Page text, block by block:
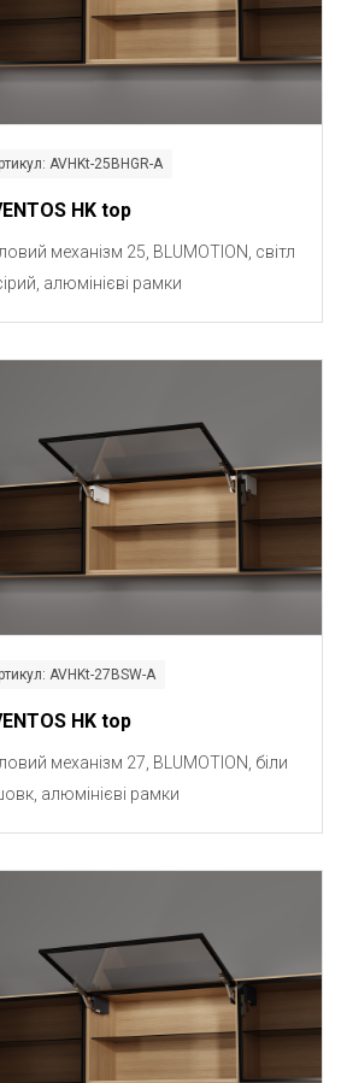
AVHKt-25BHGR-A
HK top
механізм 25, BLUMOTION, світл
алюмінієві рамки
AVHKt-27BSW-A
HK top
механізм 27, BLUMOTION, біли
алюмінієві рамки